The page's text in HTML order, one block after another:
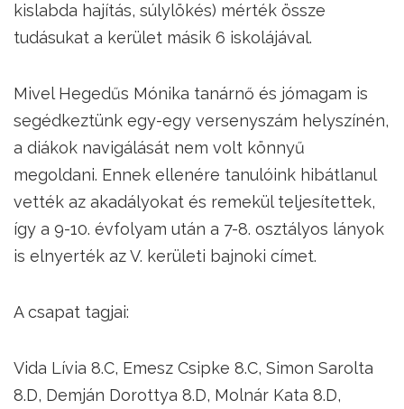
kislabda hajítás, súlylökés) mérték össze
tudásukat a kerület másik 6 iskolájával.
Mivel Hegedűs Mónika tanárnő és jómagam is
segédkeztünk egy-egy versenyszám helyszínén,
a diákok navigálását nem volt könnyű
megoldani. Ennek ellenére tanulóink hibátlanul
vették az akadályokat és remekül teljesítettek,
így a 9-10. évfolyam után a 7-8. osztályos lányok
is elnyerték az V. kerületi bajnoki címet.
A csapat tagjai:
Vida Lívia 8.C, Emesz Csipke 8.C, Simon Sarolta
8.D, Demján Dorottya 8.D, Molnár Kata 8.D,